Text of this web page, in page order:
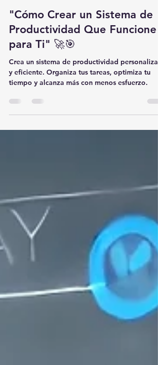
Ing. Pedro Pagán
16 dic 2025
2 min de lectura
"Cómo Crear un Sistema de
Productividad Que Funcione
para Ti" 🚀🎯
y eficiente. Organiza tus tareas, optimiza tu
tiempo y alcanza más con menos esfuerzo.